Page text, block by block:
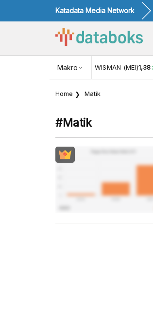
Katadata Media Network
Makro
KUNJUNGAN WISMAN (MEI) 1,38
Home Matik
#matik